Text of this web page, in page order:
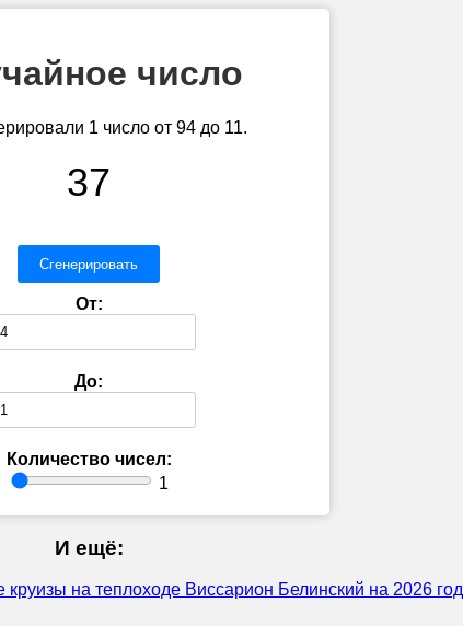
число
1 число от 94 до 11.
37
Сгенерировать
От:
До:
Количество чисел:
1
И ещё:
круизы на теплоходе Виссарион Белинский на 2026 год